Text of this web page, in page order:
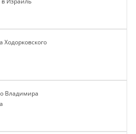
Ходорковского
Владимира